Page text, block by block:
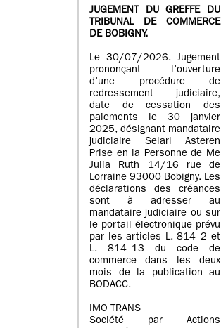
JUGEMENT DU GREFFE DU
TRIBUNAL DE COMMERCE
DE BOBIGNY.
Le 30/07/2026. Jugement
prononçant l’ouverture
d’une procédure de
redressement judiciaire,
date de cessation des
paiements le 30 janvier
2025, désignant mandataire
judiciaire Selarl Asteren
Prise en la Personne de Me
Julia Ruth 14/16 rue de
Lorraine 93000 Bobigny. Les
déclarations des créances
sont à adresser au
mandataire judiciaire ou sur
le portail électronique prévu
par les articles L. 814–2 et
L. 814–13 du code de
commerce dans les deux
mois de la publication au
BODACC.
IMO TRANS
Société par Actions